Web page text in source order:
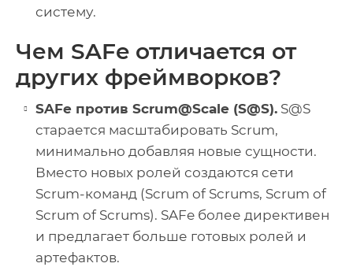
систему.
Чем SAFe отличается от
других фреймворков?
SAFe против Scrum@Scale (S@S). S@S
старается масштабировать Scrum,
минимально добавляя новые сущности.
Вместо новых ролей создаются сети
Scrum-команд (Scrum of Scrums, Scrum of
Scrum of Scrums). SAFe более директивен
и предлагает больше готовых ролей и
артефактов.